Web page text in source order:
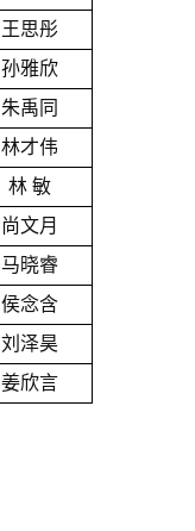
王思彤
孙雅欣
朱禹同
林才伟
林 敏
尚文月
马晓睿
侯念含
刘泽昊
姜欣言